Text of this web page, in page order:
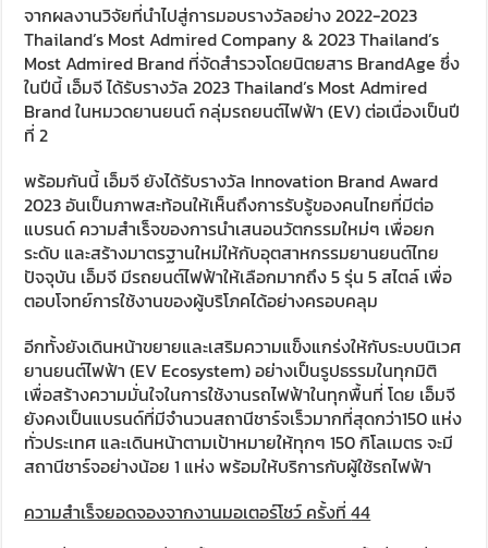
จากผลงานวิจัยที่นำไปสู่การมอบรางวัลอย่าง 2022-2023
Thailand’s Most Admired Company & 2023 Thailand’s
Most Admired Brand ที่จัดสำรวจโดยนิตยสาร BrandAge ซึ่ง
ในปีนี้ เอ็มจี ได้รับรางวัล 2023 Thailand’s Most Admired
Brand ในหมวดยานยนต์ กลุ่มรถยนต์ไฟฟ้า (EV) ต่อเนื่องเป็นปี
ที่ 2
พร้อมกันนี้ เอ็มจี ยังได้รับรางวัล Innovation Brand Award
2023 อันเป็นภาพสะท้อนให้เห็นถึงการรับรู้ของคนไทยที่มีต่อ
แบรนด์ ความสำเร็จของการนำเสนอนวัตกรรมใหม่ๆ เพื่อยก
ระดับ และสร้างมาตรฐานใหม่ให้กับอุตสาหกรรมยานยนต์ไทย
ปัจจุบัน เอ็มจี มีรถยนต์ไฟฟ้าให้เลือกมากถึง 5 รุ่น 5 สไตล์ เพื่อ
ตอบโจทย์การใช้งานของผู้บริโภคได้อย่างครอบคลุม
อีกทั้งยังเดินหน้าขยายและเสริมความแข็งแกร่งให้กับระบบนิเวศ
ยานยนต์ไฟฟ้า (EV Ecosystem) อย่างเป็นรูปธรรมในทุกมิติ
เพื่อสร้างความมั่นใจในการใช้งานรถไฟฟ้าในทุกพื้นที่ โดย เอ็มจี
ยังคงเป็นแบรนด์ที่มีจำนวนสถานีชาร์จเร็วมากที่สุดกว่า150 แห่ง
ทั่วประเทศ และเดินหน้าตามเป้าหมายให้ทุกๆ 150 กิโลเมตร จะมี
สถานีชาร์จอย่างน้อย 1 แห่ง พร้อมให้บริการกับผู้ใช้รถไฟฟ้า
ความสำเร็จยอดจองจากงานมอเตอร์โชว์ ครั้งที่44